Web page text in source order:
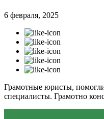
6 февраля, 2025
Грамотные юристы,
специалисты. Грамотно